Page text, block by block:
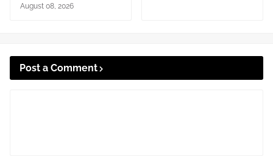
August 08, 2026
Post a Comment